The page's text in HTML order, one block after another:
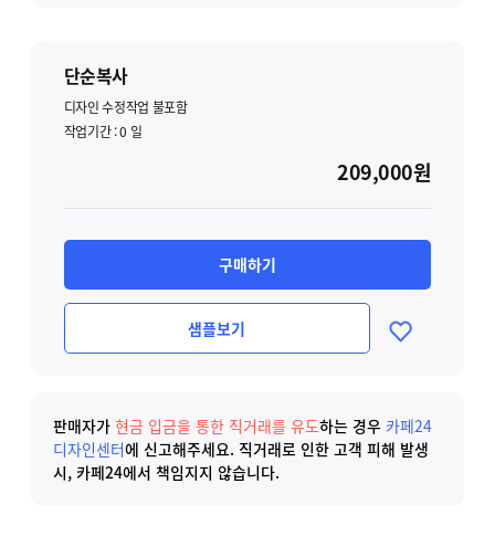
단순복사
디자인 수정작업 불포함
작업기간 :0 일
209,000원
구매하기
샘플보기
판매자가 현금 입금을 통한 직거래를 유도하는 경우 카페24
디자인센터에 신고해주세요. 직거래로 인한 고객 피해 발생
시, 카페24에서 책임지지 않습니다.